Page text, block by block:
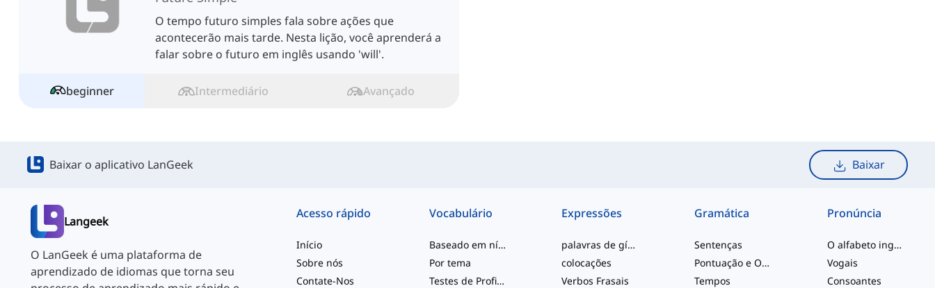
O tempo futuro simples fala sobre ações que
acontecerão mais tarde. Nesta lição, você aprenderá a
falar sobre o futuro em inglês usando 'will'.
beginner Intermediário Avançado
Baixar o aplicativo LanGeek Baixar
Langeek
O LanGeek é uma plataforma de
aprendizado de idiomas que torna seu
Acesso rápido
Início
Sobre nós
Contate-Nos
Vocabulário
Baseado em nível
Por tema
Testes de Proficiência
Expressões
palavras de gíria
colocações
Verbos Frasais
Gramática
Sentenças
Pontuação e Ortografia
Tempos
Pronúncia
O alfabeto inglês
Vogais
Consoantes